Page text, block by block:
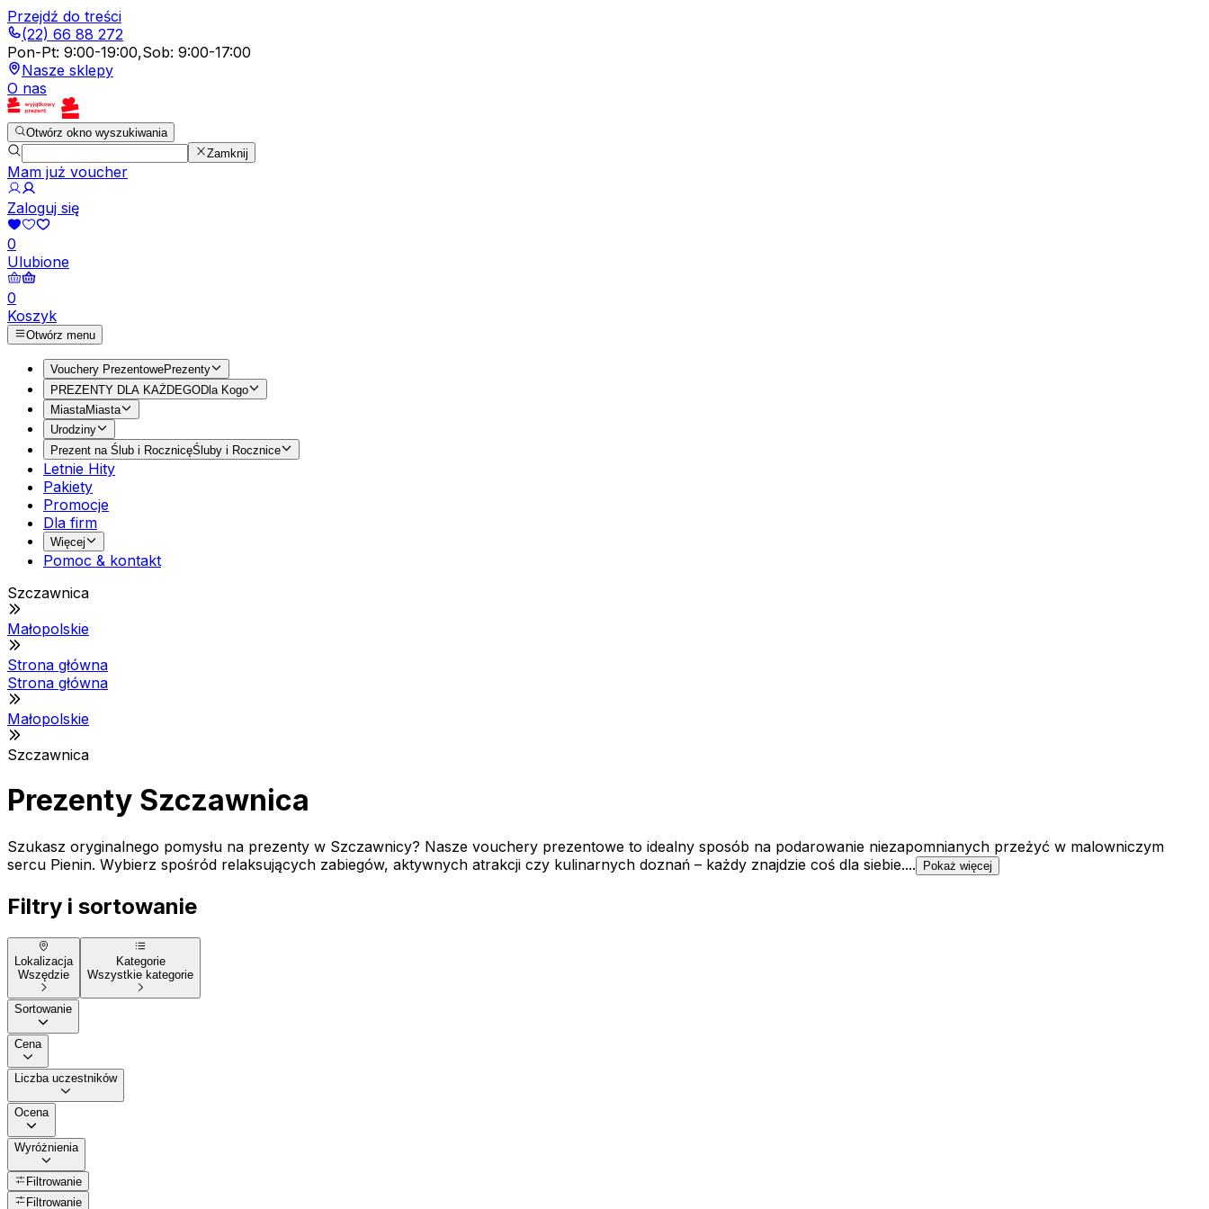
Przejdź do treści
(22) 66 88 272
Pon-Pt: 9:00-19:00,Sob: 9:00-17:00
Nasze sklepy
O nas
Otwórz okno wyszukiwania
Zamknij
Mam już voucher
Zaloguj się
0
Ulubione
0
Koszyk
Otwórz menu
Vouchery PrezentowePrezenty
PREZENTY DLA KAŻDEGODla Kogo
MiastaMiasta
Urodziny
Prezent na Ślub i RocznicęŚluby i Rocznice
Letnie Hity
Pakiety
Promocje
Dla firm
Więcej
Pomoc & kontakt
Szczawnica
Małopolskie
Strona główna
Strona główna
Małopolskie
Szczawnica
Prezenty Szczawnica
Szukasz oryginalnego pomysłu na prezenty w Szczawnicy? Nasze vouchery prezentowe to idealny sposób na podarowanie niezapomnianych przeżyć w malowniczym
sercu Pienin. Wybierz spośród relaksujących zabiegów, aktywnych atrakcji czy kulinarnych doznań – każdy znajdzie coś dla siebie....
Pokaż więcej
Filtry i sortowanie
Lokalizacja
Wszędzie
Kategorie
Wszystkie kategorie
Sortowanie
Cena
Liczba uczestników
Ocena
Wyróżnienia
Filtrowanie
Filtrowanie